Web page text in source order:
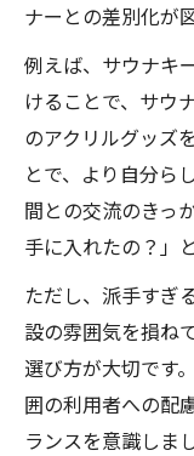
こだわり
プ
サウナス
サウナ
中級サ
サウナアク
サウナ
サウナ
い
サウナ
サウナア
ナーとの差別化が
例えば、サウナキ
けることで、サウ
のアクリルグッズ
とで、より自分ら
間との交流のきっ
手に入れたの？」
ただし、派手すぎ
設の雰囲気を損ね
選び方が大切です
囲の利用者への配
ランスを意識しま